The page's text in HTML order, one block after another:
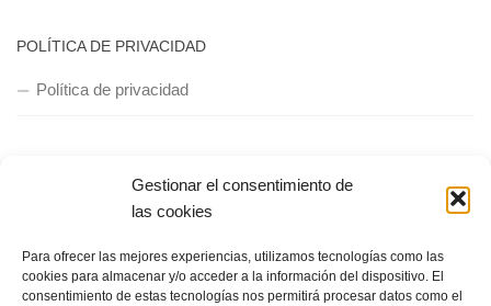
Gestionar el consentimiento de
las cookies
Para ofrecer las mejores experiencias, utilizamos tecnologías como las
cookies para almacenar y/o acceder a la información del dispositivo. El
consentimiento de estas tecnologías nos permitirá procesar datos como el
POLÍTICA DE PRIVACIDAD
Política de privacidad
Copyright © 2018, Equipo IIColumnas